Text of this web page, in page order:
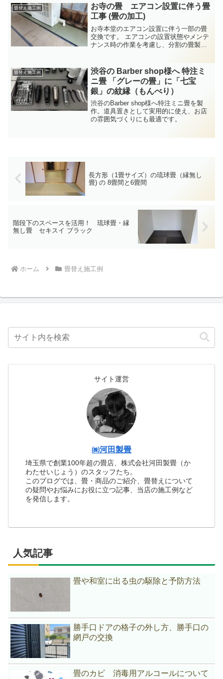
畳替え施工例
お寺の畳 エアコン設置に伴う畳
工事 (畳の加工)
お寺本堂のエアコン設置に伴う一部の畳
交換です。 エアコンの設置状態やメンテ
ナンス時の作業を考慮し、分割の畳製作
畳替え施工例
渋谷の Barber shop様へ 特注ミ
ニ畳 「グレーの畳」に「七宝
銀」の紋縁（もんべり）
渋谷のBarber shop様へ特注ミニ畳を製
作。道具置きとして実用的に使え、お店
の雰囲気づくりにも最適です。
長方形（1畳サイズ）の琉球畳（縁無し
畳) の 8畳間と6畳間
階段下のスペースを活用！ 琉球畳・縁
無し畳 セキスイ ブラック
ホーム 畳替え施工例
サイト運営
㈱河田製畳
埼玉県で創業100年超の畳店、株式会社河田製畳（か
わたせいじょう）のスタッフたち。
このブログでは、畳・商品のご紹介、畳替えについて
の疑問やお悩みにお役に立つ記事、当店の施工例など
を発信します。
人気記事
畳や和室に出る虫の駆除と予防方法
勝手口ドアの格子の外し方、勝手口の
網戸の交換
畳のカビ 消毒用アルコールについて